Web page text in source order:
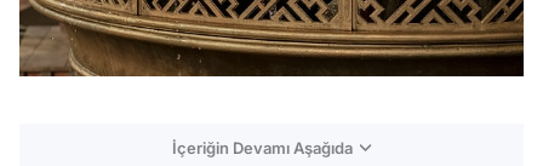
İçeriğin Devamı Aşağıda